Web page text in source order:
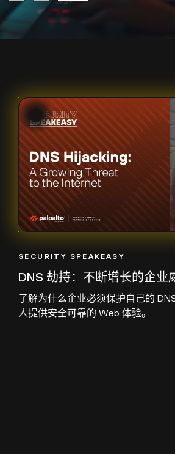
SECURITY SPEAKEASY
DNS 劫持：不断增长的企业
了解为什么企业必须保护自己的
人提供安全可靠的 Web 体验。